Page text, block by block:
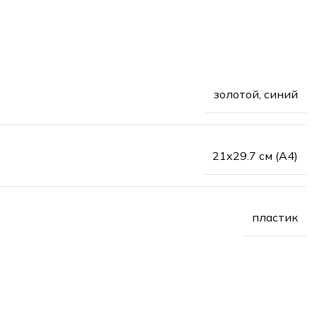
золотой, синий
21х29.7 см (А4)
пластик